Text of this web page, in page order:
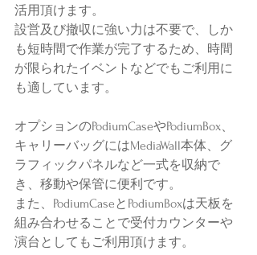
活用頂けます。
設営及び撤収に強い力は不要で、しか
も短時間で作業が完了するため、時間
が限られたイベントなどでもご利用に
も適しています。
オプションのPodiumCaseやPodiumBox、
キャリーバッグにはMediaWall本体、グ
ラフィックパネルなど一式を収納で
き、移動や保管に便利です。
また、PodiumCaseとPodiumBoxは天板を
組み合わせることで受付カウンターや
演台としてもご利用頂けます。